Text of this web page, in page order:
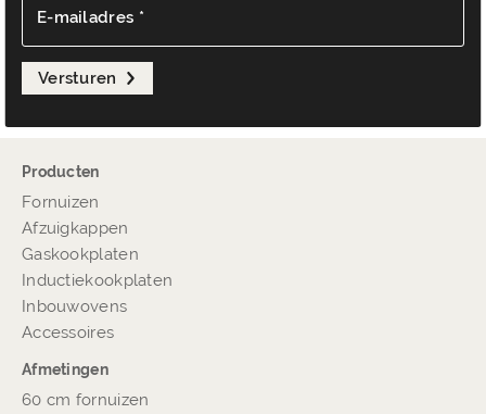
E-mailadres *
Versturen
Producten
Fornuizen
Afzuigkappen
Gaskookplaten
Inductiekookplaten
Inbouwovens
Accessoires
Afmetingen
60 cm fornuizen